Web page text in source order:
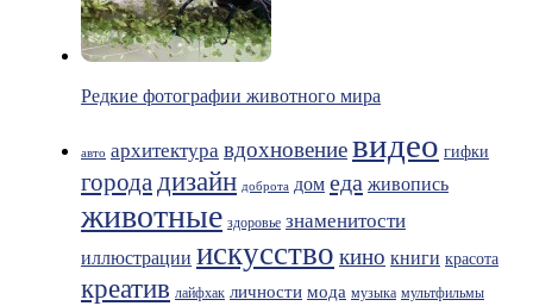
Редкие фотографии животного мира
авто архитектура вдохновениевидео гифки
городадизайн доброта дом еда живопись
животные здоровье знаменитости
иллюстрации искусство кино книги красота
креатив лайфхак личности мода музыка мультфильмы